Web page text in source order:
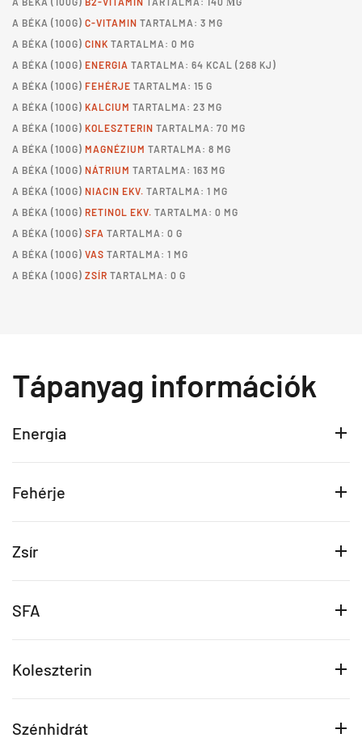
A BÉKA (100G) C-VITAMIN TARTALMA: 3 MG
A BÉKA (100G) CINK TARTALMA: 0 MG
A BÉKA (100G) ENERGIA TARTALMA: 64 KCAL (268 KJ)
A BÉKA (100G) FEHÉRJE TARTALMA: 15 G
A BÉKA (100G) KALCIUM TARTALMA: 23 MG
A BÉKA (100G) KOLESZTERIN TARTALMA: 70 MG
A BÉKA (100G) MAGNÉZIUM TARTALMA: 8 MG
A BÉKA (100G) NÁTRIUM TARTALMA: 163 MG
A BÉKA (100G) NIACIN EKV. TARTALMA: 1 MG
A BÉKA (100G) RETINOL EKV. TARTALMA: 0 MG
A BÉKA (100G) SFA TARTALMA: 0 G
A BÉKA (100G) VAS TARTALMA: 1 MG
A BÉKA (100G) ZSÍR TARTALMA: 0 G
Tápanyag információk
Energia
Fehérje
Zsír
SFA
Koleszterin
Szénhidrát